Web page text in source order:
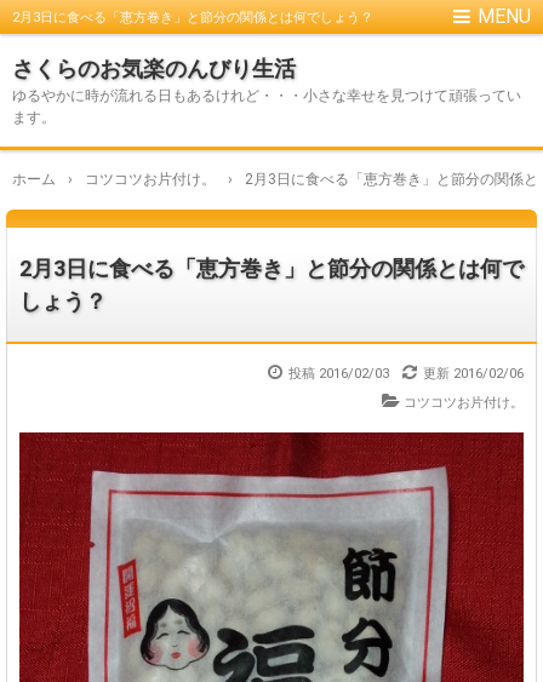
2月3日に食べる「恵方巻き」と節分の関係とは何でしょう？
さくらのお気楽のんびり生活
ゆるやかに時が流れる日もあるけれど・・・小さな幸せを見つけて頑張ってい
ます。
ホーム › コツコツお片付け。 › 2月3日に食べる「恵方巻き」と節分の関係と
2月3日に食べる「恵方巻き」と節分の関係とは何で
しょう？
投稿 2016/02/03 更新 2016/02/06
コツコツお片付け。